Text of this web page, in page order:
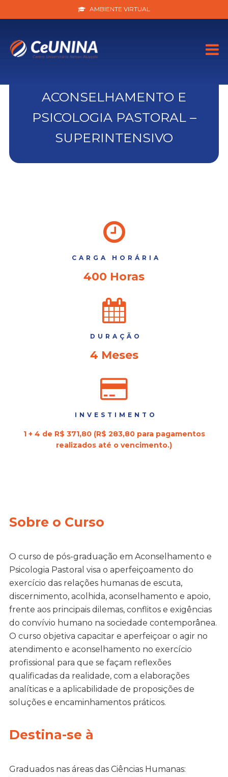
AMBIENTE VIRTUAL
ACONSELHAMENTO E
PSICOLOGIA PASTORAL –
SUPERINTENSIVO
CARGA HORÁRIA
400 Horas
DURAÇÃO
4 Meses
INVESTIMENTO
1 + 4 de R$ 371,80 (R$ 283,80 para pagamentos
realizados até o vencimento.)
Sobre o Curso
O curso de pós-graduação em Aconselhamento e
Psicologia Pastoral visa o aperfeiçoamento do
exercício das relações humanas de escuta,
discernimento, acolhida, aconselhamento e apoio,
frente aos principais dilemas, conflitos e exigências
do convívio humano na sociedade contemporânea.
O curso objetiva capacitar e aperfeiçoar o agir no
atendimento e aconselhamento no exercício
profissional para que se façam reflexões
qualificadas da realidade, com a elaborações
analíticas e a aplicabilidade de proposições de
soluções e encaminhamentos práticos.
Destina-se à
Graduados nas áreas das Ciências Humanas: